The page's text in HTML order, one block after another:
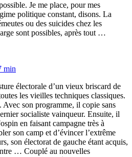
Je me place, pour mes
politique constant, disons. La
ou des suicides chez les
sont possibles, après tout …
min
électorale d’un vieux briscard de
les vieilles techniques classiques.
Avec son programme, il copie sans
socialiste vainqueur. Ensuite, il
en faisant campagne très à
son camp et d’évincer l’extrême
son électorat de gauche étant acquis,
… Couplé au nouvelles